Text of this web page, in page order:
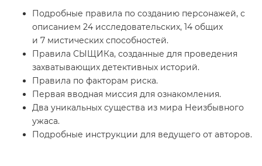
Подробные правила по созданию персонажей, с
описанием 24 исследовательских, 14 общих
и 7 мистических способностей.
Правила СЫЩИКа, созданные для проведения
захватывающих детективных историй.
Правила по факторам риска.
Первая вводная миссия для ознакомления.
Два уникальных существа из мира Неизбывного
ужаса.
Подробные инструкции для ведущего от авторов.